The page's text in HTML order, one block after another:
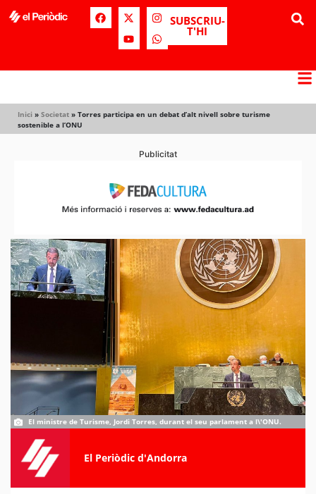
SUBSCRIU-
T'HI
Inici » Societat » Torres participa en un debat d’alt nivell sobre turisme
sostenible a l’ONU
Publicitat
El ministre de Turisme, Jordi Torres, durant el seu parlament a l\'ONU.
El Periòdic d'Andorra